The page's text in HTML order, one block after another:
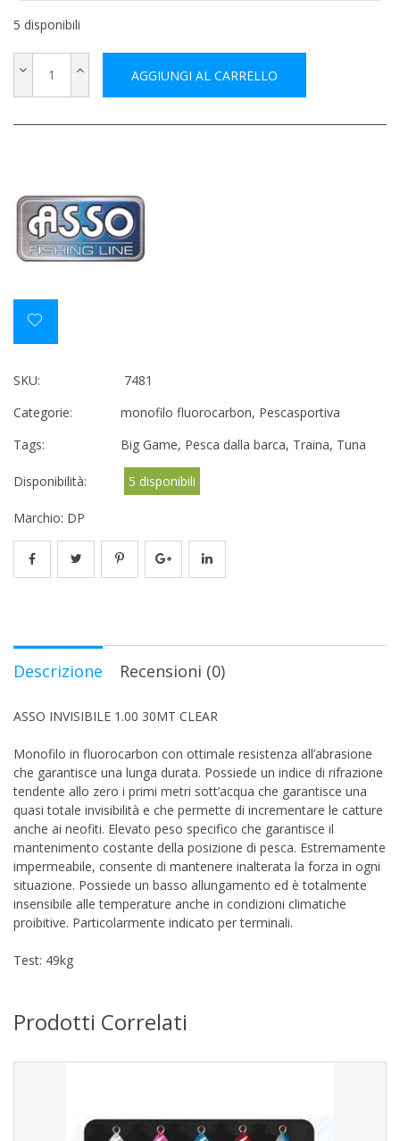
5 disponibili
AGGIUNGI AL CARRELLO
SKU:
7481
Categorie:
monofilo fluorocarbon, Pescasportiva
Tags:
Big Game, Pesca dalla barca, Traina, Tuna
Disponibilità: 5 disponibili
Marchio: DP
Descrizione Recensioni (0)
ASSO INVISIBILE 1.00 30MT CLEAR
Monofilo in fluorocarbon con ottimale resistenza all’abrasione
che garantisce una lunga durata. Possiede un indice di rifrazione
tendente allo zero i primi metri sott’acqua che garantisce una
quasi totale invisibilità e che permette di incrementare le catture
anche ai neofiti. Elevato peso specifico che garantisce il
mantenimento costante della posizione di pesca. Estremamente
impermeabile, consente di mantenere inalterata la forza in ogni
situazione. Possiede un basso allungamento ed è totalmente
insensibile alle temperature anche in condizioni climatiche
proibitive. Particolarmente indicato per terminali.
Test: 49kg
Prodotti Correlati